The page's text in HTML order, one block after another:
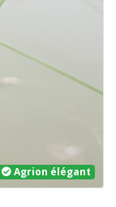
Agrion élégant